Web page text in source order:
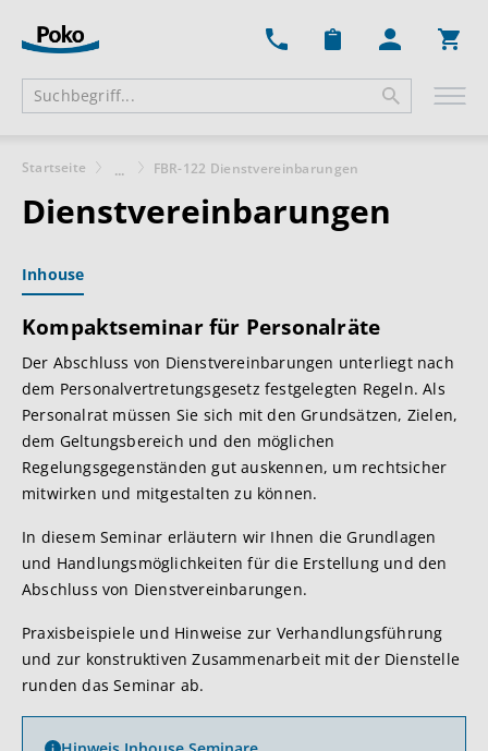
Startseite ... FBR-122 Dienstvereinbarungen
Dienstvereinbarungen
Inhouse
Kompaktseminar für Personalräte
Der Abschluss von Dienstvereinbarungen unterliegt nach
dem Personalvertretungsgesetz festgelegten Regeln. Als
Personalrat müssen Sie sich mit den Grundsätzen, Zielen,
dem Geltungsbereich und den möglichen
Regelungsgegenständen gut auskennen, um rechtsicher
mitwirken und mitgestalten zu können.
In diesem Seminar erläutern wir Ihnen die Grundlagen
und Handlungsmöglichkeiten für die Erstellung und den
Abschluss von Dienstvereinbarungen.
Praxisbeispiele und Hinweise zur Verhandlungsführung
und zur konstruktiven Zusammenarbeit mit der Dienstelle
runden das Seminar ab.